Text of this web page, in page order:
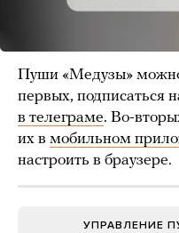
Пуши «Медузы»
первых, подписаться
в телеграме. Во-
их в мобильном
настроить в браузере.
УПРАВЛЕНИЕ